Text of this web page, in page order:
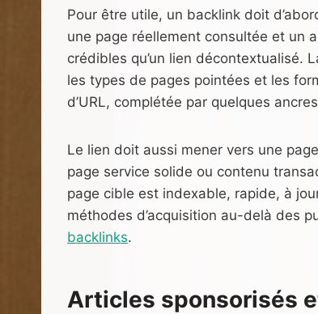
Pour être utile, un backlink doit
une page réellement consultée et un
crédibles qu’un lien décontextualisé.
les types de pages pointées et les
d’URL, complétée par quelques
Le lien doit aussi mener vers une
page service solide ou contenu
page cible est indexable, rapide, à
méthodes d’acquisition au-delà des
backlinks.
Articles sponsorisés